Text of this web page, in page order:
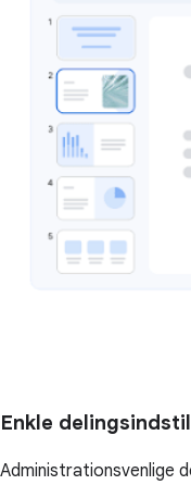
Enkle
Administrationsvenlige